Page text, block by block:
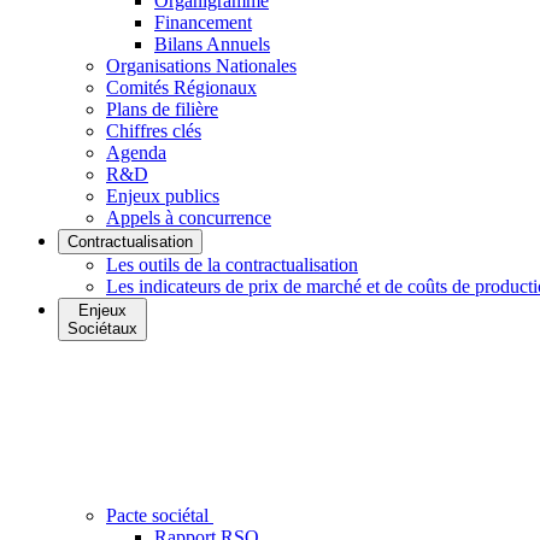
Financement
Bilans Annuels
Organisations Nationales
Comités Régionaux
Plans de filière
Chiffres clés
Agenda
R&D
Enjeux publics
Appels à concurrence
Contractualisation
Les outils de la contractualisation
Les indicateurs de prix de marché et de coûts de
Enjeux
Sociétaux
Pacte sociétal